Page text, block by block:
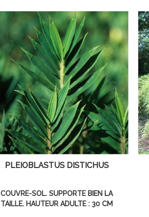
PLEIOBLASTUS DISTICHUS
COUVRE-SOL. SUPPORTE BIEN LA
TAILLE. HAUTEUR ADULTE : 30 CM